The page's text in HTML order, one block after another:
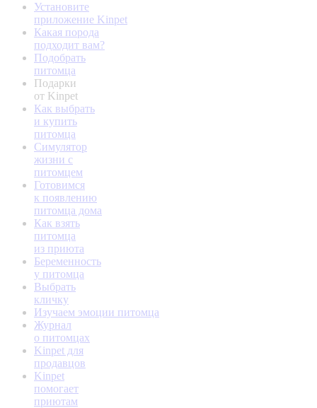
Установите
приложение Kinpet
Какая порода
подходит вам?
Подобрать
питомца
Подарки
от Kinpet
Как выбрать
и купить
питомца
Симулятор
жизни с
питомцем
Готовимся
к появлению
питомца дома
Как взять
питомца
из приюта
Беременность
у питомца
Выбрать
кличку
Изучаем эмоции питомца
Журнал
о питомцах
Kinpet для
продавцов
Kinpet
помогает
приютам